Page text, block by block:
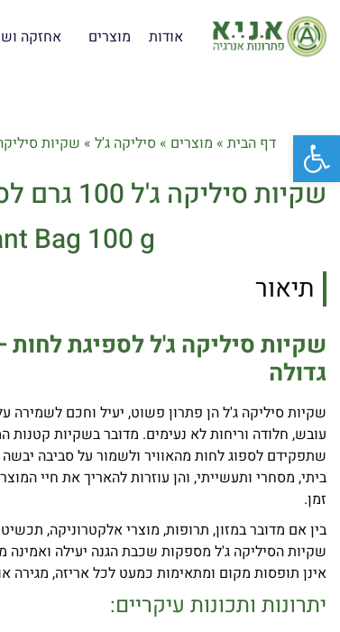
אודות מוצרים אחזקה
דף הבית » מוצרים » סיליקה ג'ל » שקיות סיליקה ג'ל 100 גרם
שקיות סיליקה ג'ל 100 גרם לספיחת לחות
Bag 100 g
תיאור
שקיות סיליקה ג'ל לספיגת לחות
גדולה
שקיות סיליקה ג'ל הן פתרון פשוט, יעיל וחכם לשמירה
עובש, חלודה וריחות לא נעימים. מדובר בשקיות קטנות
שתפקידם לספוג לחות מהאוויר ולשמור על סביבה
ביתי, מסחרי ותעשייתי, והן עוזרות להאריך את חיי
זמן.
בין אם מדובר במזון, תרופות, מוצרי אלקטרוניקה,
שקיות הסיליקה ג'ל מספקות שכבת הגנה יעילה ואמינה
אינן תופסות מקום ומתאימות כמעט לכל אריזה, מגירה
יתרונות ותכונות עיקריים:
פתח סרגל נגישות